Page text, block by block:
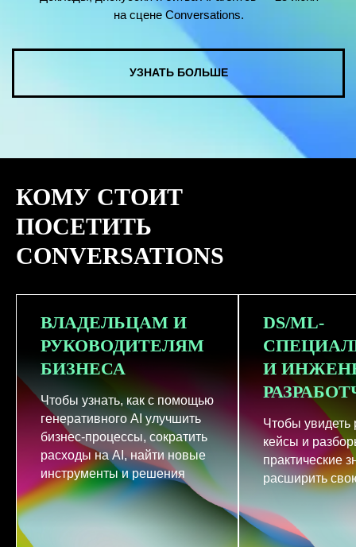
КОМУ СТОИТ
ПОСЕТИТЬ
CONVERSATIONS
ВЛАДЕЛЬЦАМ И
РУКОВОДИТЕЛЯМ
БИЗНЕСА
Чтобы узнать, как с помощью
генеративного AI улучшить
бизнес-процессы, сократить
расходы на AI, найти новые
инструменты и решения
DS/ML-
И
Чтобы увидеть
кейсы и
практические
расширить